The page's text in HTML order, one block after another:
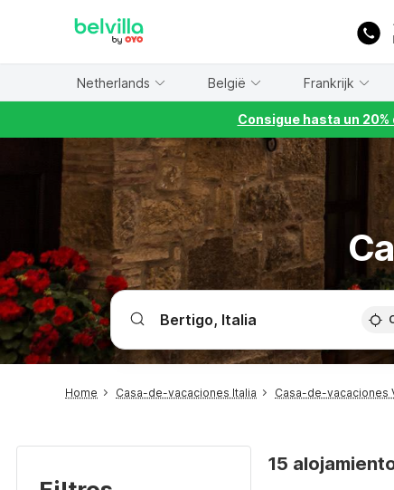
Netherlands België Frankrijk
Consigue hasta un
Home Casa-de-vacaciones Italia Casa-de-vacaciones
15